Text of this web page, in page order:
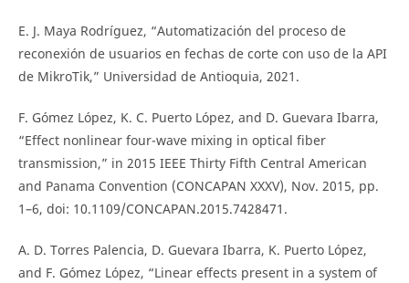
E. J. Maya Rodríguez, “Automatización del proceso de
reconexión de usuarios en fechas de corte con uso de la API
de MikroTik,” Universidad de Antioquia, 2021.
F. Gómez López, K. C. Puerto López, and D. Guevara Ibarra,
“Effect nonlinear four-wave mixing in optical fiber
transmission,” in 2015 IEEE Thirty Fifth Central American
and Panama Convention (CONCAPAN XXXV), Nov. 2015, pp.
1–6, doi: 10.1109/CONCAPAN.2015.7428471.
A. D. Torres Palencia, D. Guevara Ibarra, K. Puerto López,
and F. Gómez López, “Linear effects present in a system of